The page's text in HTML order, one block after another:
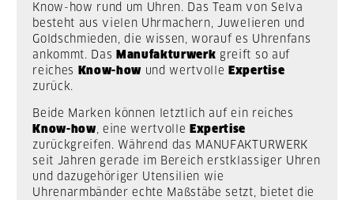
Know-how rund um Uhren. Das Team von Selva
besteht aus vielen Uhrmachern, Juwelieren und
Goldschmieden, die wissen, worauf es Uhrenfans
ankommt. Das Manufakturwerk greift so auf
reiches
Know-how und wertvolle
Expertise
zurück.
Beide Marken können letztlich auf ein reiches
Know-how, eine wertvolle
Expertise
zurückgreifen. Während das MANUFAKTURWERK
seit Jahren gerade im Bereich erstklassiger Uhren
und dazugehöriger Utensilien wie
Uhrenarmbänder echte Maßstäbe setzt, bietet die